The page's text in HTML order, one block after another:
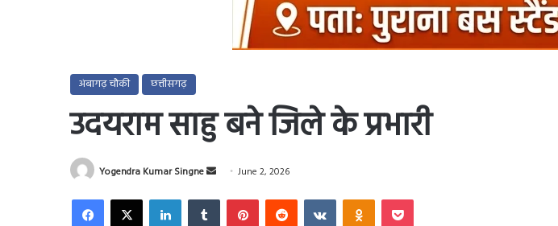
अंबागढ़ चौकी छत्तीसगढ़
उदयराम साहु बने जिले के प्रभारी
Yogendra Kumar Singne
Send
an
email
June 2, 2026
Facebook
X LinkedInTumblrPinterestRedditVKontakteOdnoklassniki
Pocket